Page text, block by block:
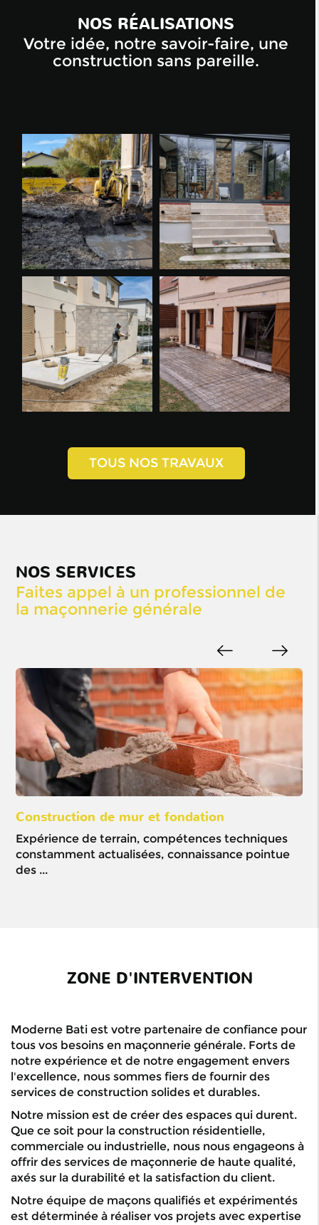
NOS RÉALISATIONS
Votre idée, notre savoir-faire, une
construction sans pareille.
TOUS NOS TRAVAUX
NOS SERVICES
Faites appel à un professionnel de
la maçonnerie générale
Construction de mur et fondation
Expérience de terrain, compétences techniques
constamment actualisées, connaissance pointue
des ...
ZONE D'INTERVENTION
Moderne Bati est votre partenaire de confiance pour
tous vos besoins en maçonnerie générale. Forts de
notre expérience et de notre engagement envers
l'excellence, nous sommes fiers de fournir des
services de construction solides et durables.
Notre mission est de créer des espaces qui durent.
Que ce soit pour la construction résidentielle,
commerciale ou industrielle, nous nous engageons à
offrir des services de maçonnerie de haute qualité,
axés sur la durabilité et la satisfaction du client.
Notre équipe de maçons qualifiés et expérimentés
est déterminée à réaliser vos projets avec expertise